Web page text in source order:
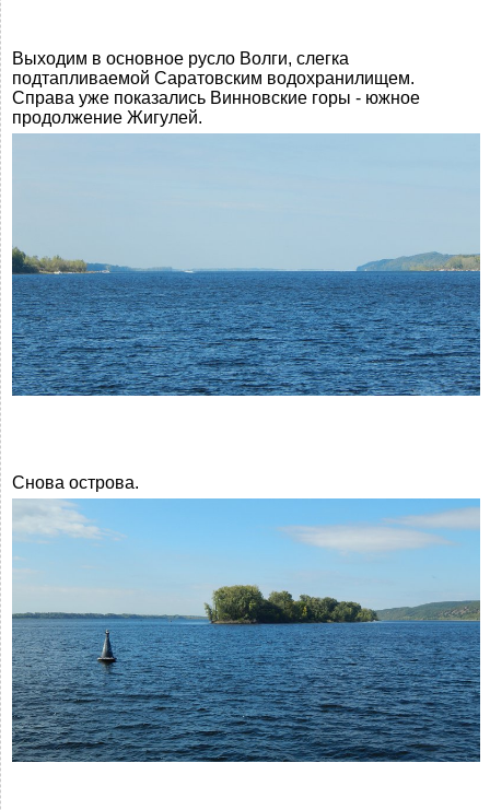
Выходим в основное русло Волги, слегка
подтапливаемой Саратовским водохранилищем.
Справа уже показались Винновские горы - южное
продолжение Жигулей.
Снова острова.